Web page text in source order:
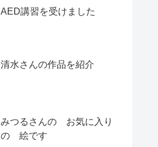
AED講習を受けました
清水さんの作品を紹介
みつるさんの お気に入り
の 絵です